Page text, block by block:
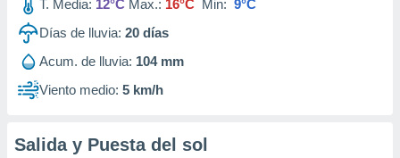
publicidad
publicidad
de
T. Media: 12°C Max.: 16°C Min: 9°C
Días de lluvia: 20 días
Acum. de lluvia: 104 mm
Viento medio: 5 km/h
Salida y Puesta del sol